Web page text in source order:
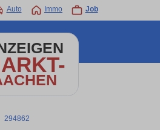
Auto Immo Job
294862